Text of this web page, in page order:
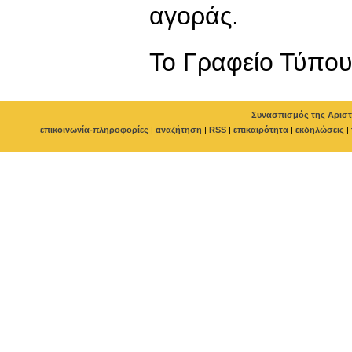
αγοράς.
To Γραφείο Τύπου
Συνασπισμός της
επικοινωνία-πληροφορίες | αναζήτηση | RSS | επικαιρότητα | εκδηλώσεις |